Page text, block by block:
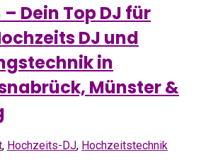
Dein Top DJ für
DJ und
in
Münster &
, Hochzeits-DJ, Hochzeitstechnik